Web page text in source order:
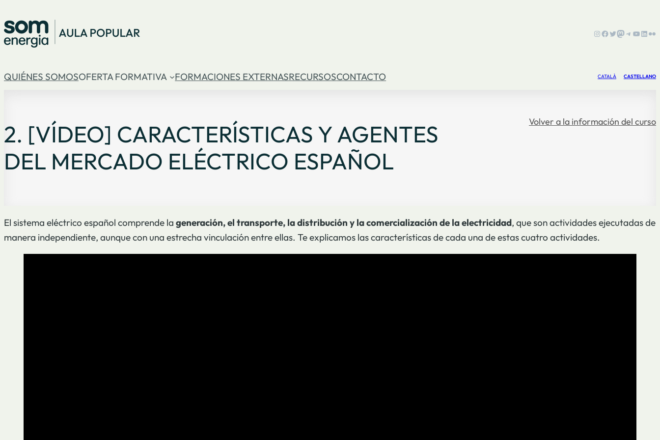
Instagram
Facebook
Twitter
Mastodon
Telegram
QUIÉNES SOMOSOFERTA FORMATIVA FORMACIONES EXTERNASRECURSOSCONTACTO CATALÀ CASTELLANO
2. [VÍDEO] CARACTERÍSTICAS Y AGENTES
DEL MERCADO ELÉCTRICO ESPAÑOL
Volver a la información del curso
El sistema eléctrico español comprende la generación, el transporte, la distribución y la comercialización de la electricidad, que son actividades ejecutadas de
manera independiente, aunque con una estrecha vinculación entre ellas. Te explicamos las características de cada una de estas cuatro actividades.